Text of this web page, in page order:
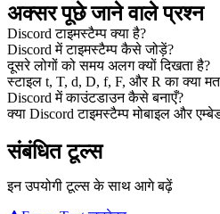
अक्सर पूछे जाने वाले प्रश्न
Discord टाइमस्टैम्प क्या है?
Discord में टाइमस्टैम्प कैसे जोड़ें?
दूसरे लोगों को समय अलग क्यों दिखता है?
स्टाइल t, T, d, D, f, F, और R का क्या
Discord में काउंटडाउन कैसे बनाएँ?
क्या Discord टाइमस्टैम्प मोबाइल और
संबंधित टूल्स
इन उपयोगी टूल्स के साथ आगे बढ़ें